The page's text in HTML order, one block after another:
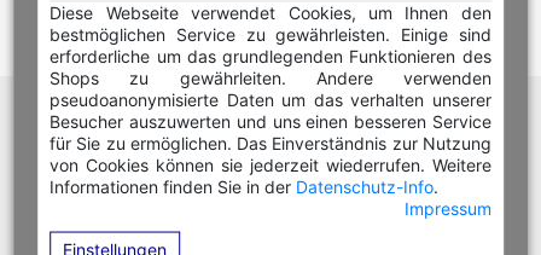
Diese Webseite verwendet Cookies, um Ihnen den
bestmöglichen Service zu gewährleisten. Einige sind
erforderliche um das grundlegenden Funktionieren des
Shops zu gewährleiten. Andere verwenden
pseudoanonymisierte Daten um das verhalten unserer
Besucher auszuwerten und uns einen besseren Service
für Sie zu ermöglichen. Das Einverständnis zur Nutzung
von Cookies können sie jederzeit wiederrufen. Weitere
Informationen finden Sie in der Datenschutz-Info.
Impressum
Einstellungen
Hilfe Editor
Hilfe Multicolorstempel
Hilfe Rundstempel